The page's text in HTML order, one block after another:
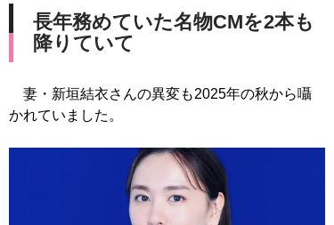
長年務めていた名物CMを2本も
降りていて
妻・新垣結衣さんの異変も2025年の秋から囁
かれていました。